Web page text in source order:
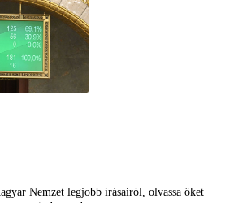
Nemzet legjobb írásairól, olvassa őket